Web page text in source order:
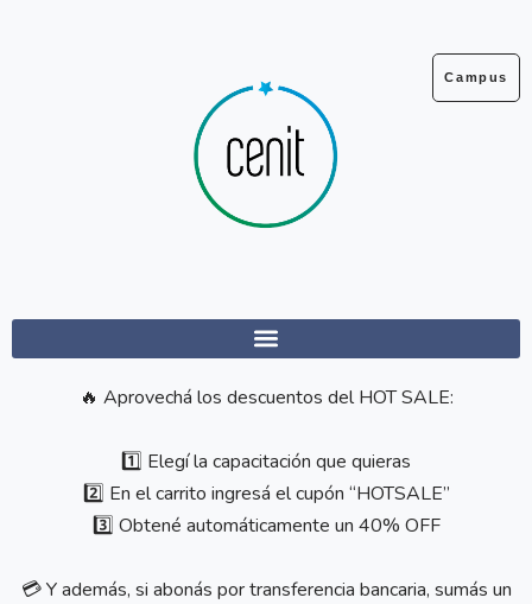
Campus
🔥 Aprovechá los descuentos del HOT SALE:
1️⃣ Elegí la capacitación que quieras
2️⃣ En el carrito ingresá el cupón “HOTSALE”
3️⃣ Obtené automáticamente un 40% OFF
💳Y además, si abonás por transferencia bancaria, sumás un